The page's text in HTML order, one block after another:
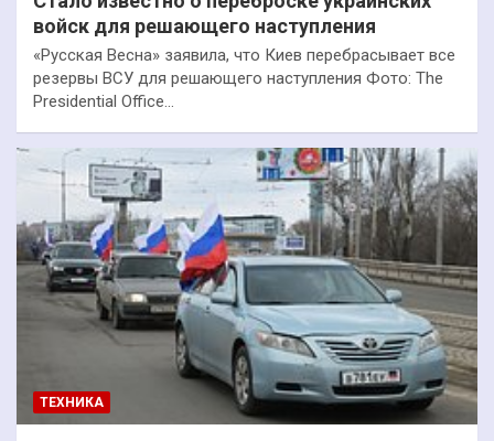
войск для решающего наступления
«Русская Весна» заявила, что Киев перебрасывает все
резервы ВСУ для решающего наступления Фото: The
Presidential Office…
ТЕХНИКА